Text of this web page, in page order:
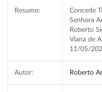
Resumo:
Concede
Senhora
Roberto
Viana de
11/05/
Autor: Roberto